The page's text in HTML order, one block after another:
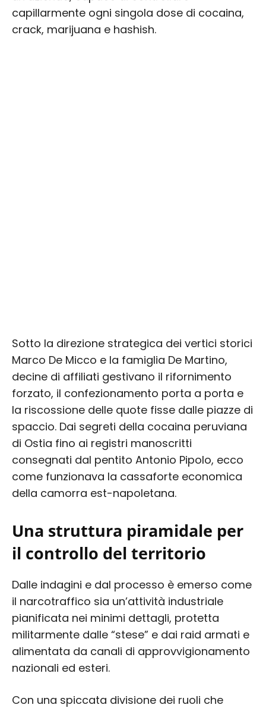
capillarmente ogni singola dose di cocaina,
crack, marijuana e hashish.
Sotto la direzione strategica dei vertici storici
Marco De Micco e la famiglia De Martino,
decine di affiliati gestivano il rifornimento
forzato, il confezionamento porta a porta e
la riscossione delle quote fisse dalle piazze di
spaccio. Dai segreti della cocaina peruviana
di Ostia fino ai registri manoscritti
consegnati dal pentito Antonio Pipolo, ecco
come funzionava la cassaforte economica
della camorra est-napoletana.
Una struttura piramidale per
il controllo del territorio
Dalle indagini e dal processo è emerso come
il narcotraffico sia un’attività industriale
pianificata nei minimi dettagli, protetta
militarmente dalle “stese” e dai raid armati e
alimentata da canali di approvvigionamento
nazionali ed esteri.
Con una spiccata divisione dei ruoli che